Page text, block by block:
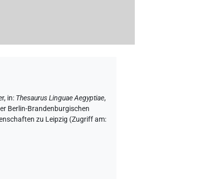
, in: Thesaurus Linguae Aegyptiae,
Berlin-Brandenburgischen
zu Leipzig (Zugriff am: